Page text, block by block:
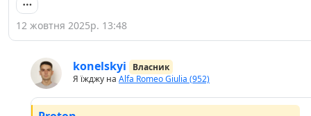
12 жовтня 2025р. 13:48
konelskyi
Власник
Я їжджу на Alfa Romeo Giulia (952)